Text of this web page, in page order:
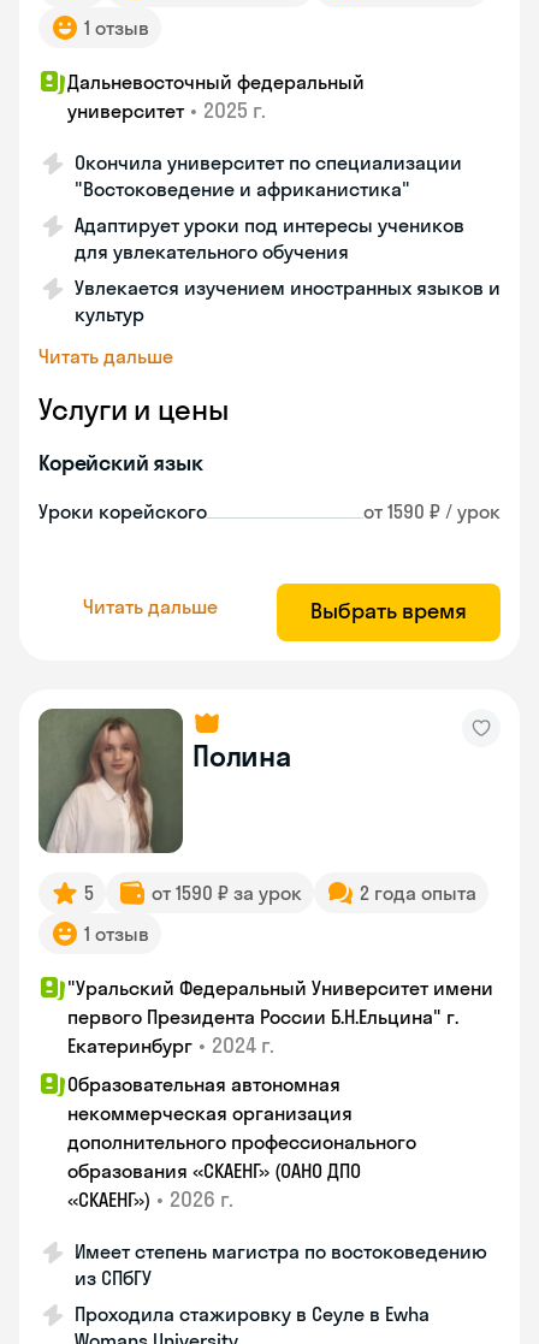
1 отзыв
Дальневосточный федеральный
университет • 2025 г.
Окончила университет по специализации
"Востоковедение и африканистика"
Адаптирует уроки под интересы учеников
для увлекательного обучения
Увлекается изучением иностранных языков и
культур
Читать дальше
Услуги и цены
Корейский язык
Уроки корейского от 1590 ₽ / урок
Читать дальше Выбрать время
Полина
5 от 1590 ₽ за урок
2 года опыта
1 отзыв
"Уральский Федеральный Университет имени
первого Президента России Б.Н.Ельцина" г.
Екатеринбург • 2024 г.
Образовательная автономная
некоммерческая организация
дополнительного профессионального
образования «СКАЕНГ» (ОАНО ДПО
«СКАЕНГ») • 2026 г.
Имеет степень магистра по востоковедению
из СПбГУ
Проходила стажировку в Сеуле в Ewha